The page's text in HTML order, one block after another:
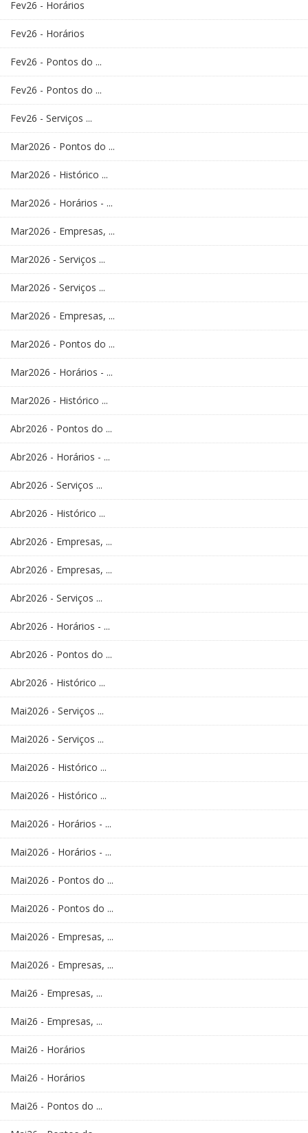
Fev26 - Horários
Fev26 - Horários
Fev26 - Pontos do ...
Fev26 - Pontos do ...
Fev26 - Serviços ...
Mar2026 - Pontos do ...
Mar2026 - Histórico ...
Mar2026 - Horários - ...
Mar2026 - Empresas, ...
Mar2026 - Serviços ...
Mar2026 - Serviços ...
Mar2026 - Empresas, ...
Mar2026 - Pontos do ...
Mar2026 - Horários - ...
Mar2026 - Histórico ...
Abr2026 - Pontos do ...
Abr2026 - Horários - ...
Abr2026 - Serviços ...
Abr2026 - Histórico ...
Abr2026 - Empresas, ...
Abr2026 - Empresas, ...
Abr2026 - Serviços ...
Abr2026 - Horários - ...
Abr2026 - Pontos do ...
Abr2026 - Histórico ...
Mai2026 - Serviços ...
Mai2026 - Serviços ...
Mai2026 - Histórico ...
Mai2026 - Histórico ...
Mai2026 - Horários - ...
Mai2026 - Horários - ...
Mai2026 - Pontos do ...
Mai2026 - Pontos do ...
Mai2026 - Empresas, ...
Mai2026 - Empresas, ...
Mai26 - Empresas, ...
Mai26 - Empresas, ...
Mai26 - Horários
Mai26 - Horários
Mai26 - Pontos do ...